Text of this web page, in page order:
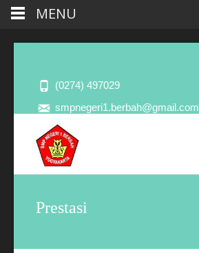
(0274) 497029
smpnegeri1.berbah@gmail.com
Prestasi
MENU